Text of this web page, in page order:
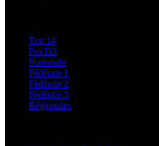
Top 14
Pro D2
Nationale
Fédérale 1
Fédérale 2
Fédérale 3
Régionales